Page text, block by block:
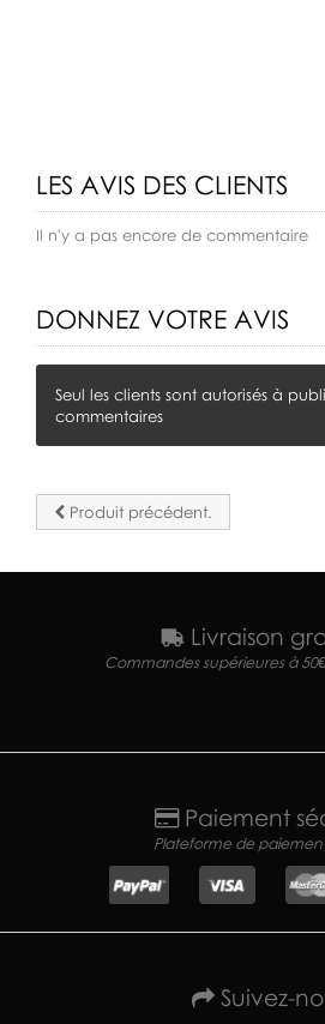
LES AVIS DES CLIENTS
Il n'y a pas encore de commentaire
DONNEZ VOTRE AVIS
Seul les clients sont autorisés à
commentaires
Produit précédent.
Livraison
Commandes supérieures à
Paiement
Plateforme de paiement
Suivez-